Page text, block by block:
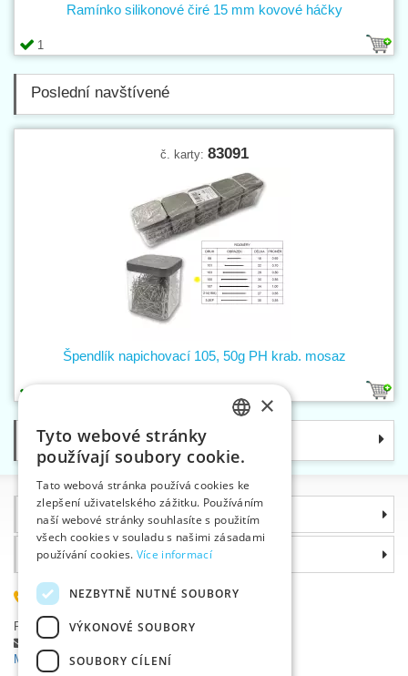
1
Ramínko silikonové čiré 15 mm kovové háčky
Poslední navštívené
č. karty: 83091
Špendlík napichovací 105, 50g PH krab. mosaz
Kategorie
Informace
Proč si zvolit právě nás
585 051 217
Plzeňská 868, 783 91 Uničov, Česká republika
Položit dotaz
Máte problémy s přihlášením ?
ENGLISH
GERMAN
×
Tyto webové stránky
používají soubory cookie.
Tato webová stránka používá cookies ke
zlepšení uživatelského zážitku. Používáním
naší webové stránky souhlasíte s použitím
všech cookies v souladu s našimi zásadami
používání cookies. Více informací
NEZBYTNĚ NUTNÉ SOUBORY
VÝKONOVÉ SOUBORY
SOUBORY CÍLENÍ